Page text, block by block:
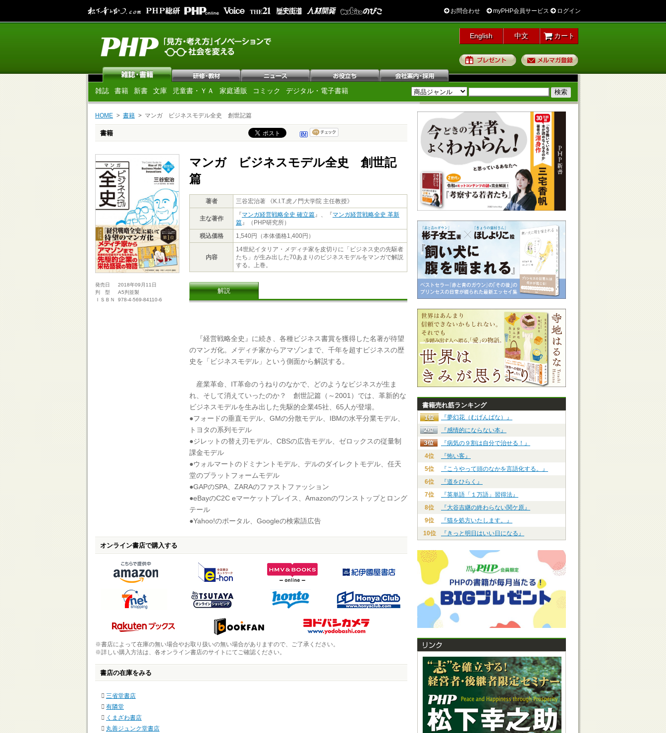
お問合わせ myPHP会員サービス ログイン
English 中文 カート
プレゼント
雑誌 書籍 新書 文庫 児童書・ＹＡ 家庭通販 コミック デジタル・電子書籍
HOME 書籍 マンガ ビジネスモデル全史 創世記篇
書籍
発売日
2018年09月11日
判 型
A5判並製
ＩＳＢＮ
978-4-569-84110-6
マンガ ビジネスモデル全史 創世記
篇
著者 三谷宏治著 《K.I.T.虎ノ門大学院 主任教授》
主な著作
『マンガ経営戦略全史 確立篇』、『マンガ経営戦略全史 革新
篇』（PHP研究所）
税込価格
1,540円（本体価格1,400円）
内容
14世紀イタリア・メディチ家を皮切りに「ビジネス史の先駆者
たち」が生み出した70あまりのビジネスモデルをマンガで解説
する。上巻。
解説
『経営戦略全史』に続き、各種ビジネス書賞を獲得した名著が待望
のマンガ化。メディチ家からアマゾンまで、千年を超すビジネスの歴
史を「ビジネスモデル」という側面から解説する。
産業革命、IT革命のうねりのなかで、どのようなビジネスが生ま
れ、そして消えていったのか？ 創世記篇（～2001）では、革新的な
ビジネスモデルを生み出した先駆的企業45社、65人が登場。
●フォードの垂直モデル、GMの分散モデル、IBMの水平分業モデル、
トヨタの系列モデル
●ジレットの替え刃モデル、CBSの広告モデル、ゼロックスの従量制
課金モデル
●ウォルマートのドミナントモデル、デルのダイレクトモデル、任天
堂のプラットフォームモデル
●GAPのSPA、ZARAのファストファッション
●eBayのC2C eマーケットプレイス、Amazonのワンストップとロング
テール
●Yahoo!のポータル、Googleの検索語広告
オンライン書店で購入する
※書店によって在庫の無い場合やお取り扱いの無い場合がありますので、ご了承ください。
※詳しい購入方法は、各オンライン書店のサイトにてご確認ください。
書店の在庫をみる
三省堂書店
有隣堂
くまざわ書店
丸善ジュンク堂書店
書籍売れ筋ランキング
『夢幻花（むげんばな）』
『感情的にならない本』
『病気の９割は自分で治せる！』
4位
『怖い客』
5位
『こうやって頭のなかを言語化する。』
6位
『道をひらく』
7位
『英単語「１万語」習得法』
8位
『大谷吉継の終わらない関ケ原』
9位
『猫を処方いたします。』
10位
『きっと明日はいい日になる』